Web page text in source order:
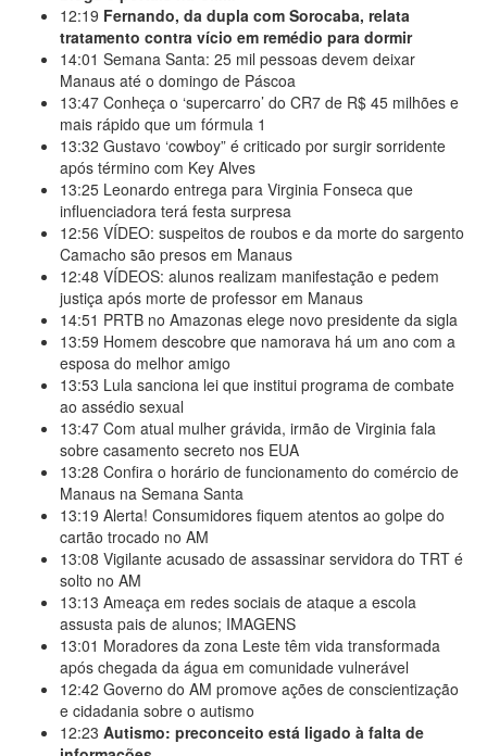
12:19 Fernando, da dupla com Sorocaba, relata
tratamento contra vício em remédio para dormir
14:01 Semana Santa: 25 mil pessoas devem deixar
Manaus até o domingo de Páscoa
13:47 Conheça o ‘supercarro’ do CR7 de R$ 45 milhões e
mais rápido que um fórmula 1
13:32 Gustavo ‘cowboy” é criticado por surgir sorridente
após término com Key Alves
13:25 Leonardo entrega para Virginia Fonseca que
influenciadora terá festa surpresa
12:56 VÍDEO: suspeitos de roubos e da morte do sargento
Camacho são presos em Manaus
12:48 VÍDEOS: alunos realizam manifestação e pedem
justiça após morte de professor em Manaus
14:51 PRTB no Amazonas elege novo presidente da sigla
13:59 Homem descobre que namorava há um ano com a
esposa do melhor amigo
13:53 Lula sanciona lei que institui programa de combate
ao assédio sexual
13:47 Com atual mulher grávida, irmão de Virginia fala
sobre casamento secreto nos EUA
13:28 Confira o horário de funcionamento do comércio de
Manaus na Semana Santa
13:19 Alerta! Consumidores fiquem atentos ao golpe do
cartão trocado no AM
13:08 Vigilante acusado de assassinar servidora do TRT é
solto no AM
13:13 Ameaça em redes sociais de ataque a escola
assusta pais de alunos; IMAGENS
13:01 Moradores da zona Leste têm vida transformada
após chegada da água em comunidade vulnerável
12:42 Governo do AM promove ações de conscientização
e cidadania sobre o autismo
12:23 Autismo: preconceito está ligado à falta de